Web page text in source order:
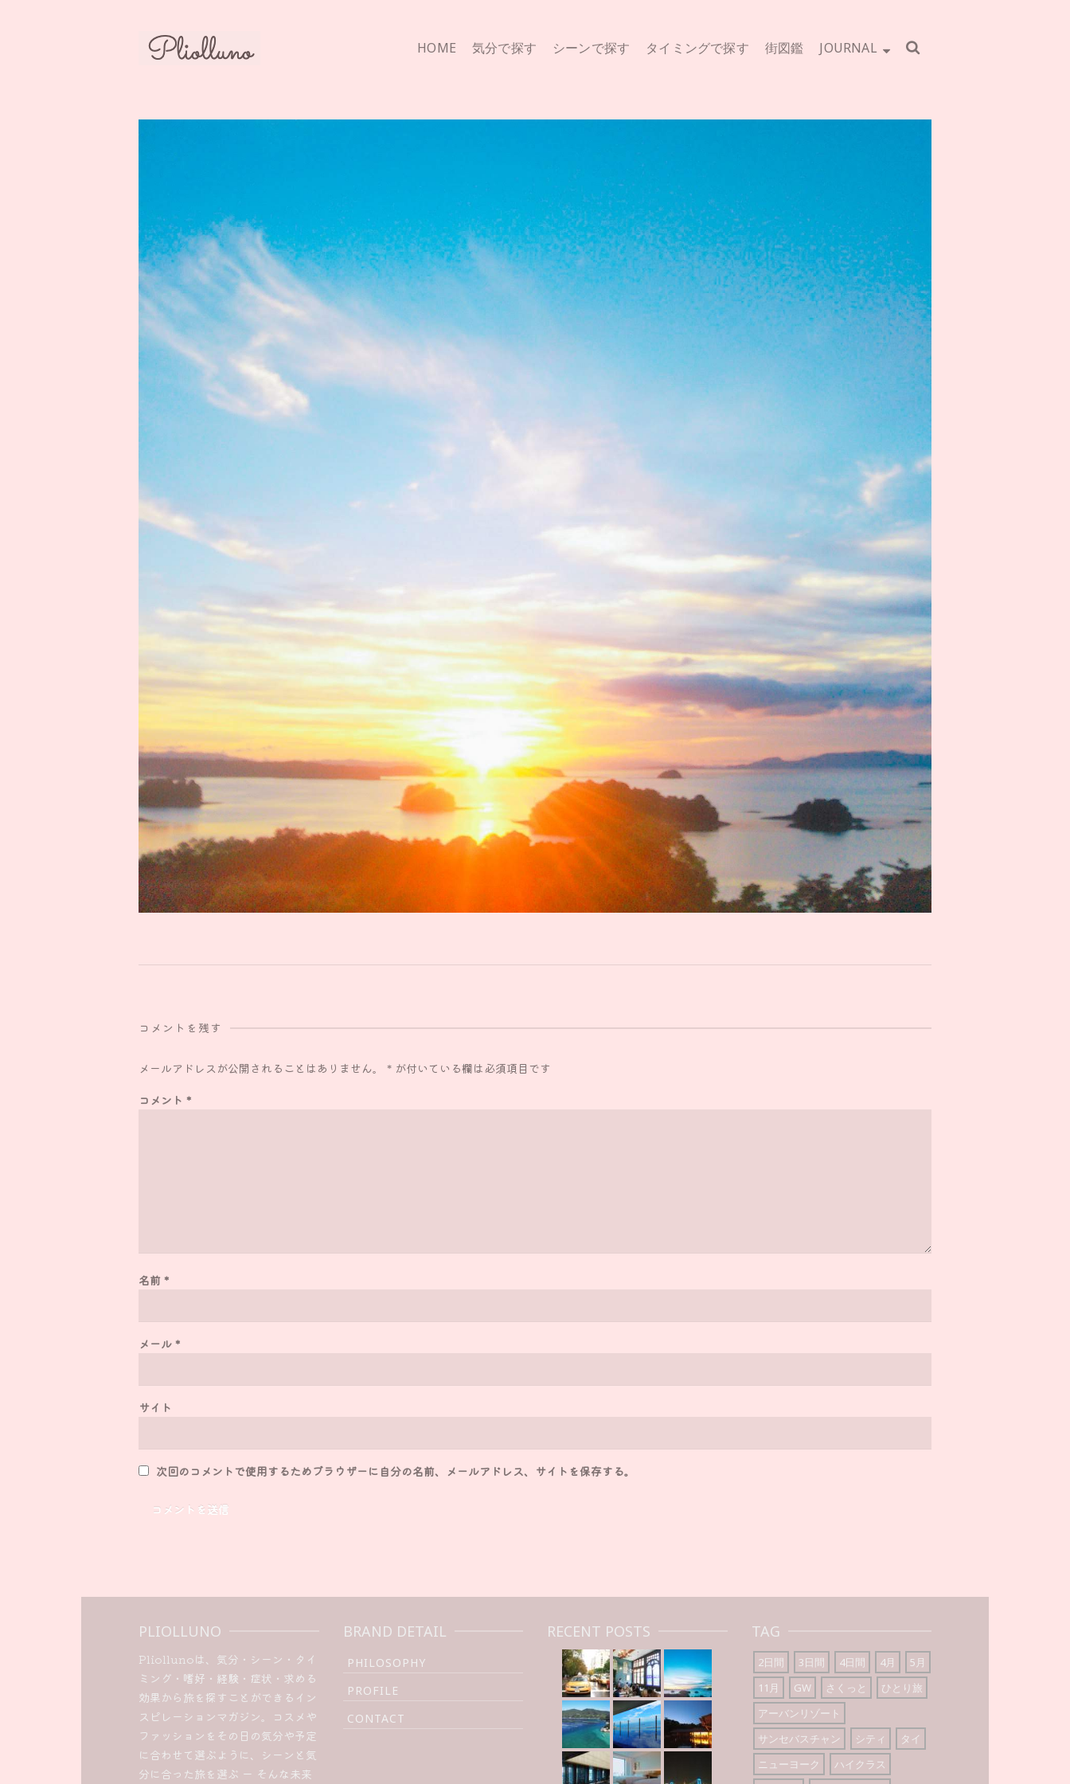
HOME 気分で探す シーンで探す タイミングで探す 街図鑑 JOURNAL
コメントを残す
メールアドレスが公開されることはありません。 * が付いている欄は必須項目です
コメント *
名前 *
メール *
サイト
次回のコメントで使用するためブラウザーに自分の名前、メールアドレス、サイトを保存する。
PLIOLLUNO
Pliollunoは、気分・シーン・タイ
ミング・嗜好・経験・症状・求める
効果から旅を探すことができるイン
スピレーションマガジン。コスメや
ファッションをその日の気分や予定
に合わせて選ぶように、シーンと気
分に合った旅を選ぶ ー そんな未来
BRAND DETAIL
PHILOSOPHY
PROFILE
CONTACT
RECENT POSTS TAG
2日間 3日間 4日間 4月
5月
11月
GW さくっと
ひとり旅
アーバンリゾート
サンセバスチャン
シティ
タイ
ニューヨーク
ハイクラス